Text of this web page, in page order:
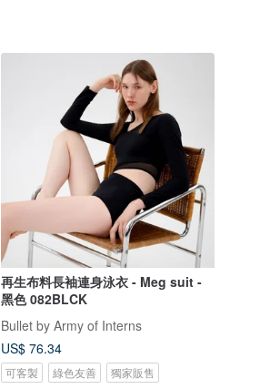
再生布料長袖連身泳衣 - Meg suit -
黑色 082BLCK
Bullet by Army of Interns
US$ 76.34
可客製 綠色友善 獨家販售